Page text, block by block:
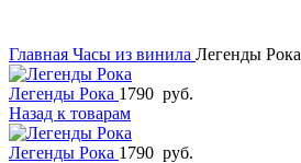
Главная Часы из винила Легенды Рока
Легенды Рока 1790 руб.
Назад к товарам
Легенды Рока 1790 руб.